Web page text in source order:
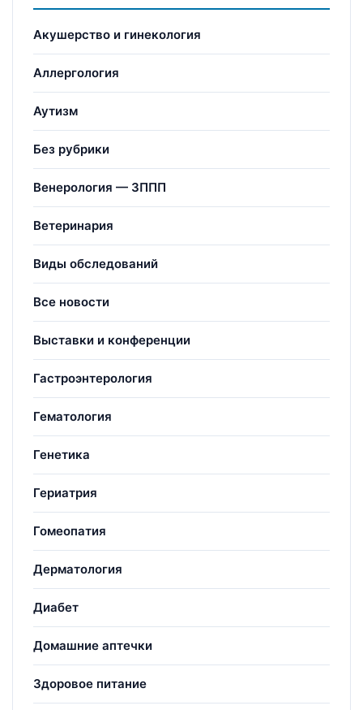
Акушерство и гинекология
Аллергология
Аутизм
Без рубрики
Венерология — ЗППП
Ветеринария
Виды обследований
Все новости
Выставки и конференции
Гастроэнтерология
Гематология
Генетика
Гериатрия
Гомеопатия
Дерматология
Диабет
Домашние аптечки
Здоровое питание